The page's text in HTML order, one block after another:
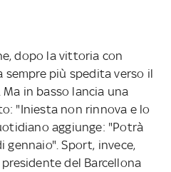
dopo la vittoria con
sempre più spedita verso il
in basso lancia una
"Iniesta non rinnova e lo
aggiunge: "Potrà
Sport, invece,
del Barcellona